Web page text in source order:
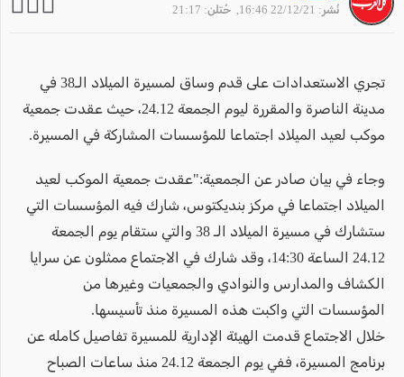
نُشر: 22/12/21 16:46
, حُتلن: 21:17
تجري الاستعدادات على قدم وساق لمسيرة الميلاد الـ38 في
مدينة الناصرة والمقررة ليوم الجمعة 24.12، حيث عقدت جمعية
موكب لعيد الميلاد اجتماعا للمؤسسات المشاركة في المسيرة.
وجاء في بيان صادر عن الجمعية:"عقدت جمعية الموكب لعيد
الميلاد اجتماعا في مركز بنديكتوس، شارك فيه المؤسسات التي
ستشارك في مسيرة الميلاد الـ 38 والتي ستقام يوم الجمعة
24.12 الساعة 14:30، وقد شارك في الاجتماع ممثلون عن سرايا
الكشاف والمدارس والنوادي والجمعيات وغيرها من
المؤسسات التي واكبت هذه المسيرة منذ تأسيسها.
خلال الاجتماع قدمت الهيئة الإدارية للمسيرة تفاصيل كامله عن
برنامج المسيرة، ففي يوم الجمعة 24.12 منذ ساعات الصباح